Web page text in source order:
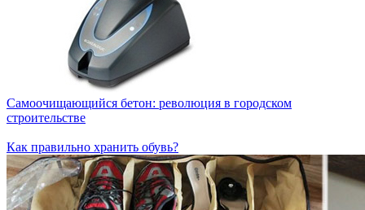
Самоочищающийся бетон: революция в городском
строительстве
Как правильно хранить обувь?